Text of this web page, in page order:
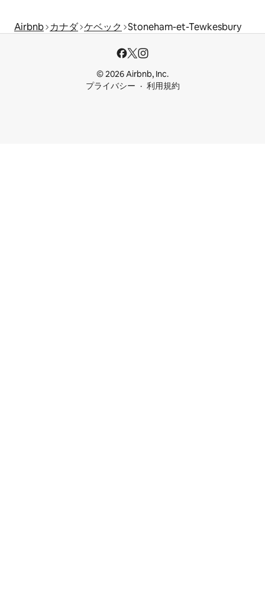
Airbnb カナダ ケベック Stoneham-et-Tewkesbury
© 2026 Airbnb, Inc.
プライバシー
利用規約